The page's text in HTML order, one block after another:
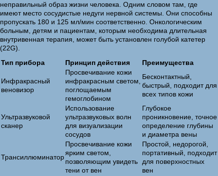
неправильный образ жизни человека. Одним словом там, где
имеют место сосудистые недуги нервной системы. Они способны
пропускать 180 и 125 мл/мин соответственно. Онкологическим
больным, детям и пациентам, которым необходима длительная
внутривенная терапия, может быть установлен голубой катетер
(22G).
Тип прибора
Принцип действия Преимущества
Инфракрасный
веновизор
Просвечивание кожи
инфракрасным светом,
поглощаемым
гемоглобином
Бесконтактный,
быстрый, подходит для
всех типов кожи
Ультразвуковой
сканер
Использование
ультразвуковых волн
для визуализации
сосудов
Глубокое
проникновение, точное
определение глубины
и диаметра вены
Трансиллюминатор
Просвечивание кожи
ярким светом,
позволяющим увидеть
тени от вен
Простой, недорогой,
портативный, подходит
для поверхностных
вен